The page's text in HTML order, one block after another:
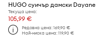
HUGO суичър дамски Dayane
Текуща цена:
105,99 €
Редовна цена:169,90 €
Най-ниска цена:119,90 €